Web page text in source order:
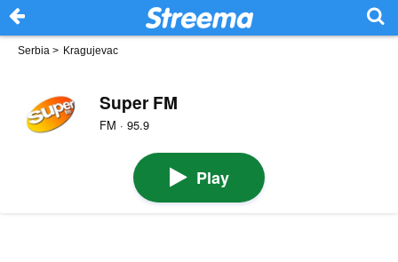
Serbia > Kragujevac
Super FM
FM · 95.9
Play